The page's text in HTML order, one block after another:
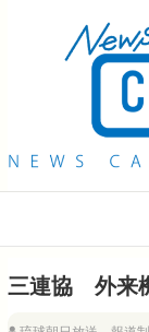
QAB
三連協 外来